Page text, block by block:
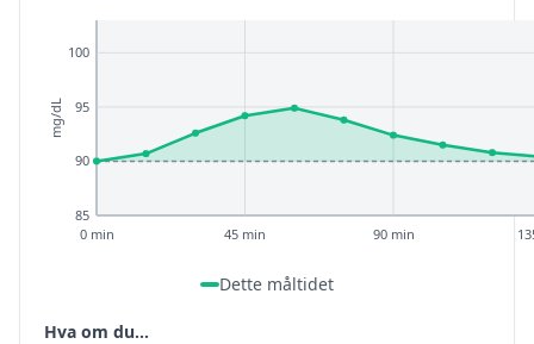
85
90
95
100
0 min 45 min 90 min
mg/dL
Dette måltidet
Hva om du...